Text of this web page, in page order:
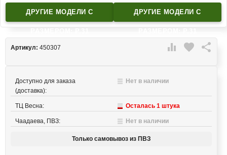
ДРУГИЕ МОДЕЛИ C ДРУГИЕ МОДЕЛИ C
 favorite 
Артикул: 450307
Доступно для заказа
(доставка):
Нет в наличии
ТЦ Весна: Осталась 1 штука
Чаадаева, ПВЗ: Нет в наличии
Только самовывоз из ПВЗ